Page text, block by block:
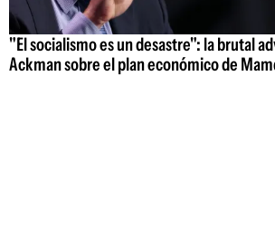
"El socialismo es un desastre": la brutal
Ackman sobre el plan económico de